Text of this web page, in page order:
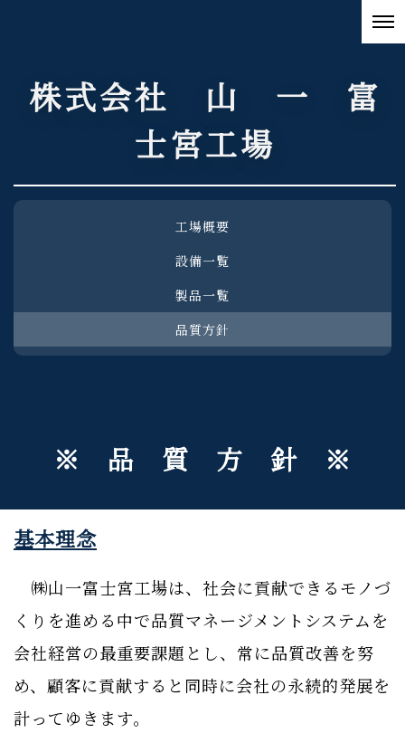
株式会社 山 一 富
士宮工場
工場概要
設備一覧
製品一覧
品質方針
※ 品 質 方 針 ※
基本理念
㈱山一富士宮工場は、社会に貢献できるモノづ
くりを進める中で品質マネージメントシステムを
会社経営の最重要課題とし、常に品質改善を努
め、顧客に貢献すると同時に会社の永続的発展を
計ってゆきます。